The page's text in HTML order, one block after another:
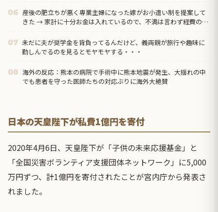
06 産後の肥立ちが悪く専業主婦になった嫁がお小遣い制を提案して
きた → 家計に十分お金は入れているので、不満は言わず経費の関
07 未だに夫が奨学金を背負ってるんだけど、義両親が旅行や趣味に
勤しんでるのを見るとモヤモヤする・・・
08 海外の反応：熊本の病院で手術中に熊本地震が発生、大揺れの中
でも患者を守った医師たちの対応ぶりに海外大絶賛
日本の天皇陛下が私費1億円を寄付
2020年4月6日、 天皇陛下が「子供の未来応援基金」と
「全国災害ボランティア支援団体ネットワーク」に5,000
万円ずつ、計1億円を寄付されたことが宮内庁から発表さ
れました。